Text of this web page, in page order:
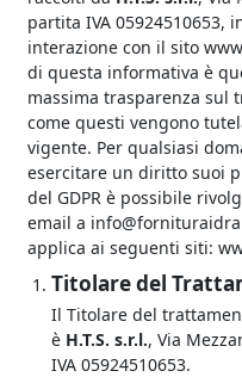
partita IVA 05924510653,
interazione con il sito
di questa informativa è
massima trasparenza sul
come questi vengono
vigente. Per qualsiasi
esercitare un diritto suoi
del GDPR è possibile
email a
applica ai seguenti siti:
Titolare del
Il Titolare del
è H.T.S. s.r.l., Via
IVA 05924510653.